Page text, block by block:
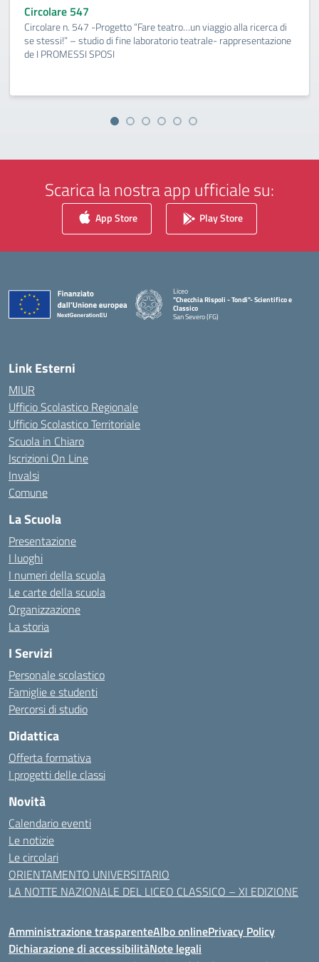
Circolare 547
Circolare n. 547 -Progetto “Fare teatro…un viaggio alla ricerca di
se stessi!” – studio di fine laboratorio teatrale- rappresentazione
de I PROMESSI SPOSI
Scarica la nostra app ufficiale su:
App Store Play Store
Liceo
"Checchia Rispoli - Tondi"- Scientifico e
Classico
San Severo (FG)
Link Esterni
MIUR
Ufficio Scolastico Regionale
Ufficio Scolastico Territoriale
Scuola in Chiaro
Iscrizioni On Line
Invalsi
Comune
La Scuola
Presentazione
I luoghi
I numeri della scuola
Le carte della scuola
Organizzazione
La storia
I Servizi
Personale scolastico
Famiglie e studenti
Percorsi di studio
Didattica
Offerta formativa
I progetti delle classi
Novità
Calendario eventi
Le notizie
Le circolari
ORIENTAMENTO UNIVERSITARIO
LA NOTTE NAZIONALE DEL LICEO CLASSICO – XI EDIZIONE
Amministrazione trasparenteAlbo onlinePrivacy Policy
Dichiarazione di accessibilitàNote legali